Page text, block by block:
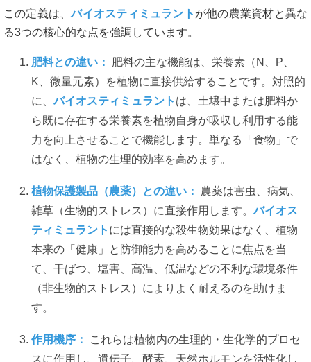
この定義は、バイオスティミュラント が他の農業資材と異な
る3つの核心的な点を強調しています。
肥料との違い：
肥料の主な機能は、栄養素（N、P、
K、微量元素）を植物に直接供給することです。対照的
に、バイオスティミュラント は、土壌中または肥料か
ら既に存在する栄養素を植物自身が吸収し利用する能
力を向上させることで機能します。単なる「食物」で
はなく、植物の生理的効率を高めます。
植物保護製品（農薬）との違い：
農薬は害虫、病気、
雑草（生物的ストレス）に直接作用します。バイオス
ティミュラント には直接的な殺生物効果はなく、植物
本来の「健康」と防御能力を高めることに焦点を当
て、干ばつ、塩害、高温、低温などの不利な環境条件
（非生物的ストレス）によりよく耐えるのを助けま
す。
作用機序：
これらは植物内の生理的・生化学的プロセ
スに作用し、遺伝子、酵素、天然ホルモンを活性化し